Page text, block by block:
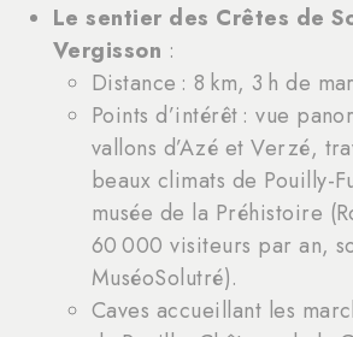
Le sentier des Crêtes de
Vergisson :
Distance : 8 km, 3 h de
Points d’intérêt : vue
vallons d’Azé et Verzé,
beaux climats de Pouilly-
musée de la Préhistoire
60 000 visiteurs par an,
MuséoSolutré).
Caves accueillant les